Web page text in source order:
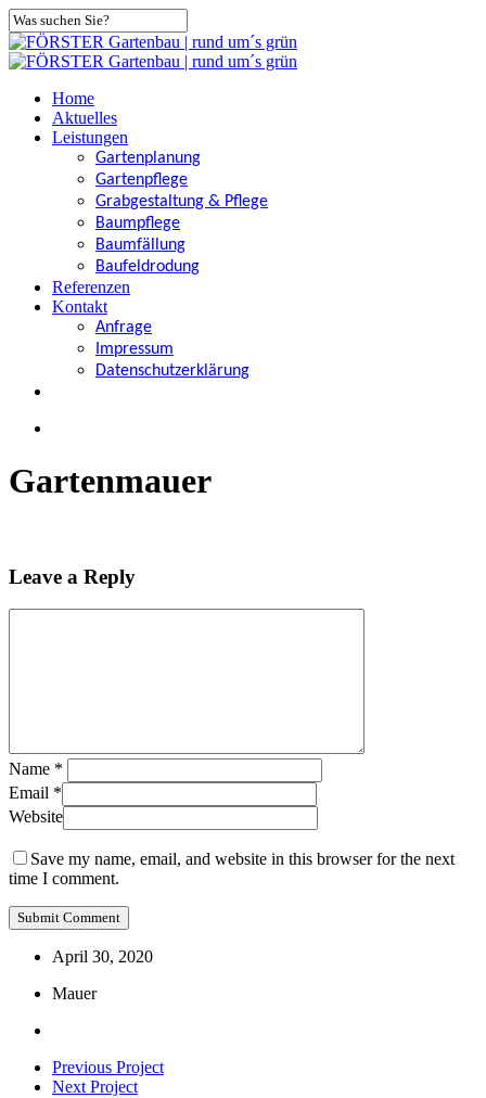
Skip
to
main
content
Close
Search
search
Menu
Home
Aktuelles
Leistungen
Gartenplanung
Gartenpflege
Grabgestaltung & Pflege
Baumpflege
Baumfällung
Baufeldrodung
Referenzen
Kontakt
Anfrage
Impressum
Datenschutzerklärung
Gartenmauer
Leave a Reply
Name *
Email *
Website
Save my name, email, and website in this browser for the next
time I comment.
April 30, 2020
Mauer
Previous Project
Next Project